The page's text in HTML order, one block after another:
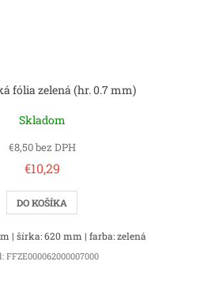
fólia zelená (hr. 0.7 mm)
Skladom
€8,50 bez DPH
€10,29
DO KOŠÍKA
| šírka: 620 mm | farba: zelená
FFZE000062000007000